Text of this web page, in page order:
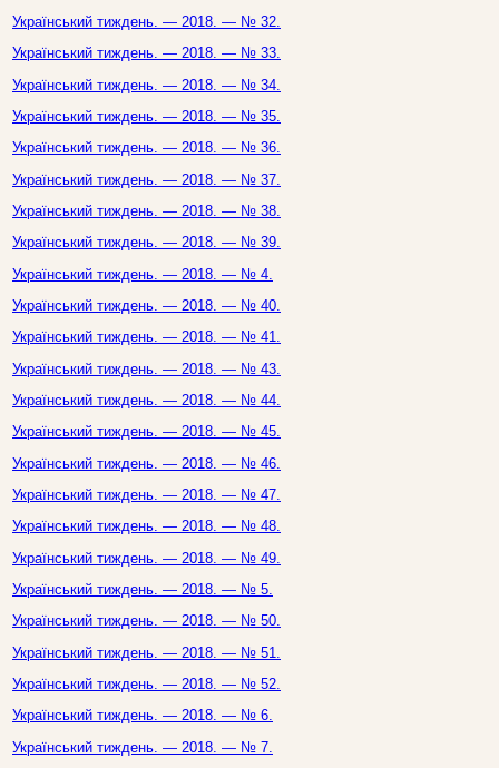
Український тиждень. — 2018. — № 32.
Український тиждень. — 2018. — № 33.
Український тиждень. — 2018. — № 34.
Український тиждень. — 2018. — № 35.
Український тиждень. — 2018. — № 36.
Український тиждень. — 2018. — № 37.
Український тиждень. — 2018. — № 38.
Український тиждень. — 2018. — № 39.
Український тиждень. — 2018. — № 4.
Український тиждень. — 2018. — № 40.
Український тиждень. — 2018. — № 41.
Український тиждень. — 2018. — № 43.
Український тиждень. — 2018. — № 44.
Український тиждень. — 2018. — № 45.
Український тиждень. — 2018. — № 46.
Український тиждень. — 2018. — № 47.
Український тиждень. — 2018. — № 48.
Український тиждень. — 2018. — № 49.
Український тиждень. — 2018. — № 5.
Український тиждень. — 2018. — № 50.
Український тиждень. — 2018. — № 51.
Український тиждень. — 2018. — № 52.
Український тиждень. — 2018. — № 6.
Український тиждень. — 2018. — № 7.